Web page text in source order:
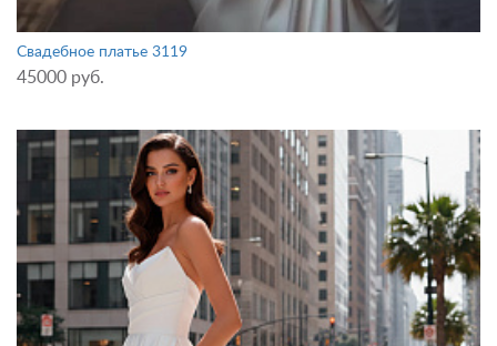
Свадебное платье 3119
45000 руб.